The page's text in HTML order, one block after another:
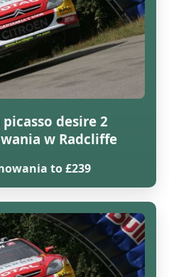
desire 2
w Radcliffe
to £239